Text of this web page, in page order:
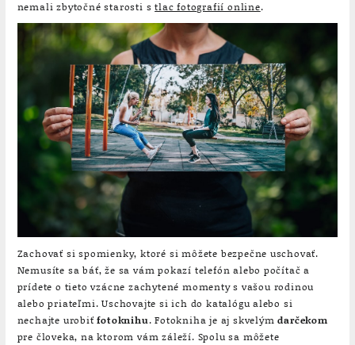
nemali zbytočné starosti stlac fotografií online.
Zachovať si spomienky, ktoré si môžete bezpečne uschovať.
Nemusíte sa báť, že sa vám pokazí telefón alebo počítač a
prídete o tieto vzácne zachytené momenty s vašou rodinou
alebo priateľmi. Uschovajte si ich do katalógu alebo si
nechajte urobiťfotoknihu. Fotokniha je aj skvelýmdarčekom
pre človeka, na ktorom vám záleží. Spolu sa môžete